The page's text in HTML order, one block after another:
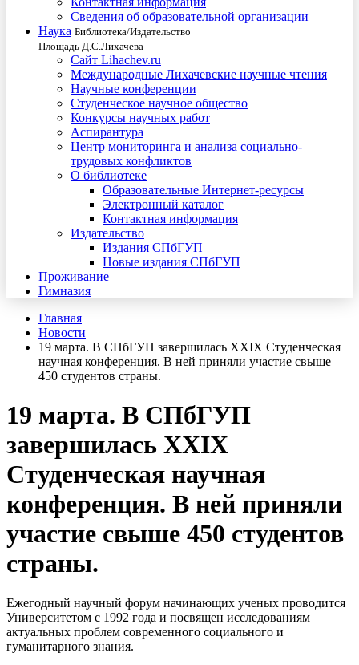
Сведения об образовательной организации
Наука Библиотека/Издательство
Площадь Д.С.Лихачева
Сайт Lihachev.ru
Международные Лихачевские научные чтения
Научные конференции
Студенческое научное общество
Конкурсы научных работ
Аспирантура
Центр мониторинга и анализа социально-
трудовых конфликтов
О библиотеке
Образовательные Интернет-ресурсы
Электронный каталог
Контактная информация
Издательство
Издания СПбГУП
Новые издания СПбГУП
Проживание
Гимназия
Главная
Новости
19 марта. В СПбГУП завершилась XXIX Студенческая
научная конференция. В ней приняли участие свыше
450 студентов страны.
19 марта. В СПбГУП
завершилась XXIX
Студенческая научная
конференция. В ней приняли
участие свыше 450 студентов
страны.
Ежегодный научный форум начинающих ученых проводится
Университетом с 1992 года и посвящен исследованиям
актуальных проблем современного социального и
гуманитарного знания.